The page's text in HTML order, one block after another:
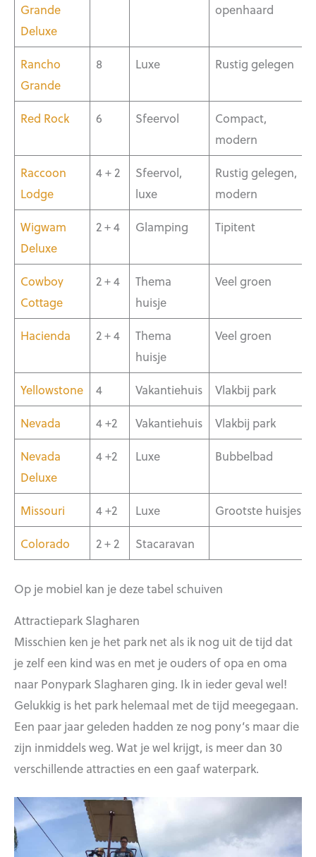
Grande
Deluxe
openhaard
Rancho
Grande
8 Luxe Rustig gelegen
Red Rock 6 Sfeervol
Compact,
modern
Raccoon
Lodge
4 + 2
Sfeervol,
luxe
Rustig gelegen,
modern
Wigwam
Deluxe
2 + 4 Glamping Tipitent
Cowboy
Cottage
2 + 4
Thema
huisje
Veel groen
Hacienda 2 + 4
Thema
huisje
Veel groen
Yellowstone 4 Vakantiehuis
Vlakbij park
Nevada
4 +2 Vakantiehuis
Vlakbij park
Nevada
Deluxe
4 +2 Luxe Bubbelbad
Missouri 4 +2 Luxe
Grootste huisjes
Colorado
2 + 2 Stacaravan
Op je mobiel kan je deze tabel schuiven
Attractiepark Slagharen
Misschien ken je het park net als ik nog uit de tijd dat
je zelf een kind was en met je ouders of opa en oma
naar Ponypark Slagharen ging. Ik in ieder geval wel!
Gelukkig is het park helemaal met de tijd meegegaan.
Een paar jaar geleden hadden ze nog pony’s maar die
zijn inmiddels weg. Wat je wel krijgt, is meer dan 30
verschillende attracties en een gaaf waterpark.